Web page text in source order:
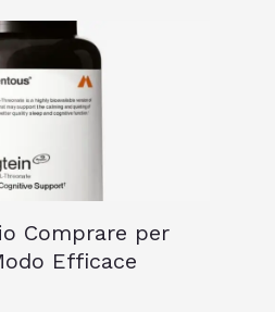
Comprare per
Efficace